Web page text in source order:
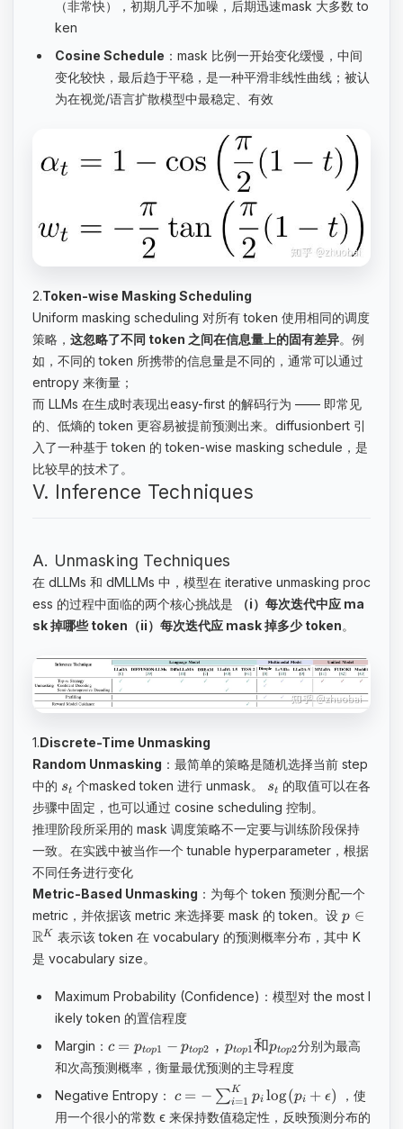
（非常快），初期几乎不加噪，后期迅速mask 大多数 to
ken
Cosine Schedule ：mask 比例一开始变化缓慢，中间
变化较快，最后趋于平稳，是一种平滑非线性曲线；被认
为在视觉/语言扩散模型中最稳定、有效
2.Token-wise Masking Scheduling
Uniform masking scheduling 对所有 token 使用相同的调度
策略， 这忽略了不同 token 之间在信息量上的固有差异。例
如，不同的 token 所携带的信息量是不同的，通常可以通过
entropy 来衡量；
而 LLMs 在生成时表现出easy-first 的解码行为 —— 即常见
的、低熵的 token 更容易被提前预测出来。diffusionbert 引
入了一种基于 token 的 token-wise masking schedule，是
比较早的技术了。
V. Inference Techniques
A. Unmasking Techniques
在 dLLMs 和 dMLLMs 中，模型在 iterative unmasking proc
ess 的过程中面临的两个核心挑战是
（i）每次迭代中应 ma
sk 掉哪些 token（ii）每次迭代应 mask 掉多少 token。
1.Discrete-Time Unmasking
Random Unmasking ：最简单的策略是随机选择当前 step
中的 st 个masked token 进行 unmask。 st 的取值可以在各
步骤中固定，也可以通过 cosine scheduling 控制。
推理阶段所采用的 mask 调度策略不一定要与训练阶段保持
一致。在实践中被当作一个 tunable hyperparameter，根据
不同任务进行变化
Metric-Based Unmasking ：为每个 token 预测分配一个
metric，并依据该 metric 来选择要 mask 的 token。设 p ∈
RK
表示该 token 在 vocabulary 的预测概率分布，其中 K
是 vocabulary size。
Maximum Probability (Confidence)：模型对 the most l
ikely token 的置信程度
Margin： c = ptop1 − ptop2 ，ptop1和ptop2分别为最高
和次高预测概率，衡量最优预测的主导程度
Negative Entropy： c = − ∑i=1
K pi log(pi + ϵ)
，使
用一个很小的常数 ϵ 来保持数值稳定性，反映预测分布的